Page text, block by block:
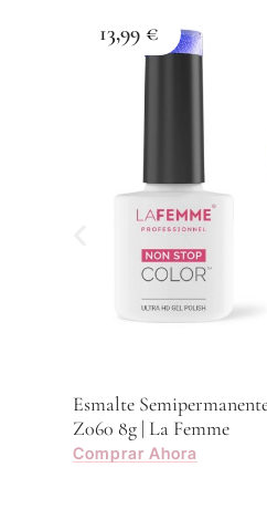
13,99 €
Esmalte
Z060 8g | La Femme
Comprar Ahora